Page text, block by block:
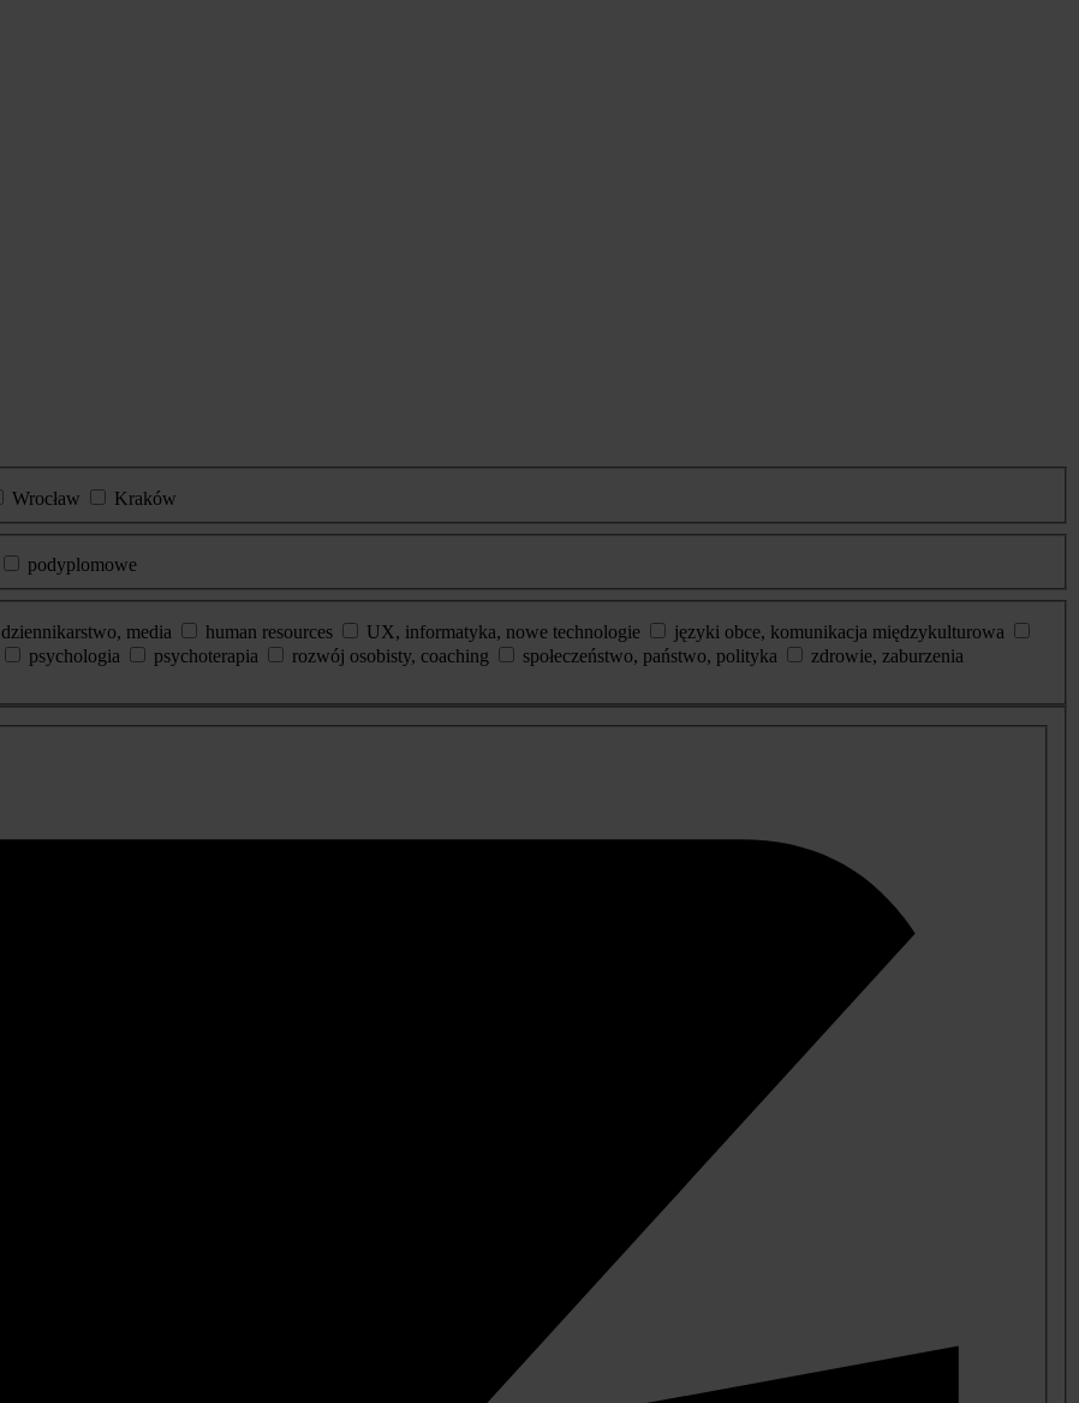
Wrocław
Kraków
podyplomowe
dziennikarstwo, media human resources UX, informatyka, nowe technologie
języki obce, komunikacja międzykulturowa
psychologia psychoterapia rozwój osobisty, coaching społeczeństwo, państwo, polityka
zdrowie, zaburzenia